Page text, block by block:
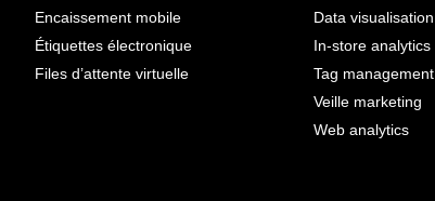
Encaissement mobile
Étiquettes électronique
Files d’attente virtuelle
Data visualisation
In-store analytics
Tag management
Veille marketing
Web analytics